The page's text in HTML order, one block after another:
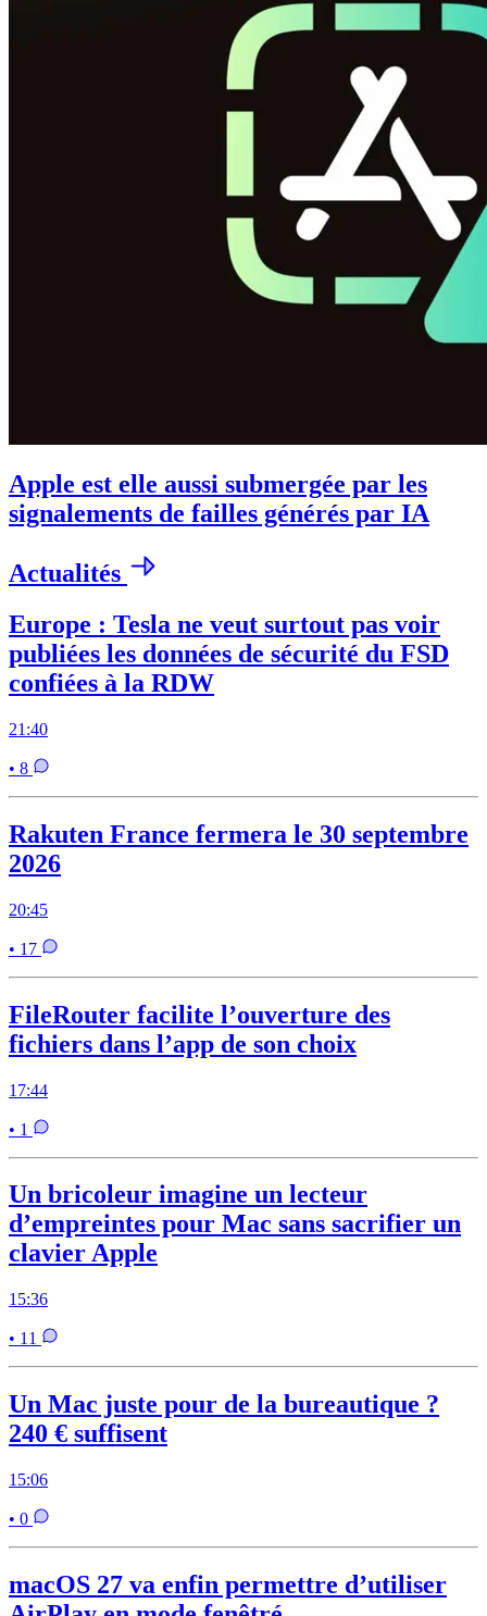
Apple est elle aussi submergée par les
signalements de failles générés par IA
Actualités
Europe : Tesla ne veut surtout pas voir
publiées les données de sécurité du FSD
confiées à la RDW
21:40
• 8
Rakuten France fermera le 30 septembre
2026
20:45
• 17
FileRouter facilite l’ouverture des
fichiers dans l’app de son choix
17:44
• 1
Un bricoleur imagine un lecteur
d’empreintes pour Mac sans sacrifier un
clavier Apple
15:36
• 11
Un Mac juste pour de la bureautique ?
240 € suffisent
15:06
• 0
macOS 27 va enfin permettre d’utiliser